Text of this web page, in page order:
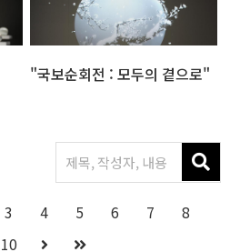
"국보순회전 : 모두의 곁으로"
3 4 5 6 7
8
10